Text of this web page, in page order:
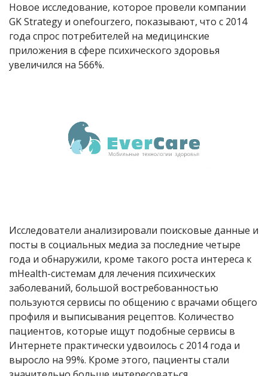
Новое исследование, которое провели компании
GK Strategy и onefourzero, показывают, что с 2014
года спрос потребителей на медицинские
приложения в сфере психического здоровья
увеличился на 566%.
Исследователи анализировали поисковые данные и
посты в социальных медиа за последние четыре
года и обнаружили, кроме такого роста интереса к
mHealth-системам для лечения психических
заболеваний, большой востребованностью
пользуются сервисы по общению с врачами общего
профиля и выписывания рецептов. Количество
пациентов, которые ищут подобные сервисы в
Интернете практически удвоилось с 2014 года и
выросло на 99%. Кроме этого, пациенты стали